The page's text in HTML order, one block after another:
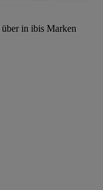
über in ibis Marken